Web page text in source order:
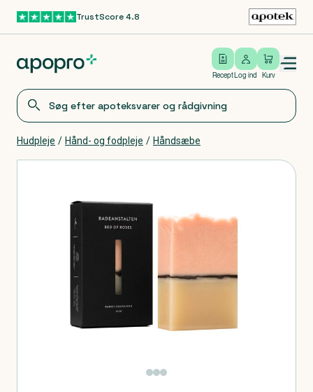
Gå til hovedindholdTrustScore 4.8
Recept
Log ind
Log ind Kurv
Open/close menu
Hudpleje / Hånd- og fodpleje / Håndsæbe